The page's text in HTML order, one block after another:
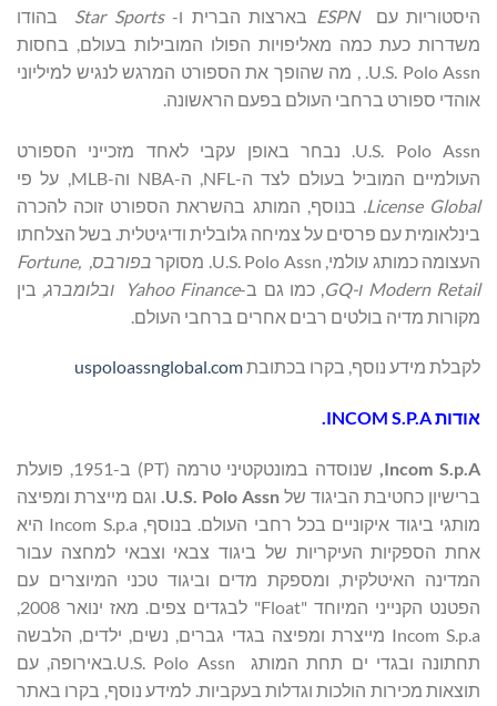
היסטוריות עםESPN בארצות הברית ו- Star Sports
בהודו
משדרות כעת כמה מאליפויות הפולו המובילות בעולם, בחסות
U.S. Polo Assn. , מה שהופך את הספורט המרגש לנגיש למיליוני
אוהדי ספורט ברחבי העולם בפעם הראשונה.
U.S. Polo Assn. נבחר באופן עקבי לאחד מזכייני הספורט
העולמיים המוביל בעולם לצד ה-NFL, ה-NBA וה-MLB, על פי
License Global
בנוסף, המותג בהשראת הספורט זוכה להכרה
בינלאומית עם פרסים על צמיחה גלובלית ודיגיטלית. בשל הצלחתו
העצומה כמותג עולמי, U.S. Polo Assn. מסוקר
בפורבס, Fortune,
Modern Retail ו-GQ , כמו גם ב-Yahoo Finance ובלומברג, בין
מקורות מדיה בולטים רבים אחרים ברחבי העולם.
לקבלת מידע נוסף, בקרו בכתובתuspoloassnglobal.com
אודותINCOM S.P.A.
Incom S.p.A,
שנוסדה במונטקטיני טרמה (PT) ב-1951, פועלת
ברישיון כחטיבת הביגוד של U.S. Polo Assn. וגם מייצרת ומפיצה
מותגי ביגוד איקוניים בכל רחבי העולם. בנוסף, Incom S.p.a היא
אחת הספקיות העיקריות של ביגוד צבאי וצבאי למחצה עבור
המדינה האיטלקית, ומספקת מדים וביגוד טכני המיוצרים עם
הפטנט הקנייני המיוחד "Float" לבגדים צפים. מאז ינואר 2008,
Incom S.p.a מייצרת ומפיצה בגדי גברים, נשים, ילדים, הלבשה
תחתונה ובגדי ים תחת המותג U.S. Polo Assn.באירופה, עם
תוצאות מכירות הולכות וגדלות בעקביות. למידע נוסף, בקרו באתר